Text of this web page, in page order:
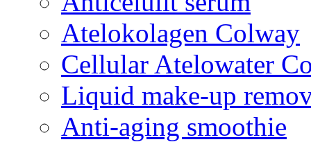
Atelokolagen Colway
Cellular Atelowater
Liquid make-up
Anti-aging smoothie